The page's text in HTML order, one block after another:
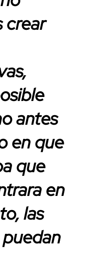
crear
antes
en que
que
en
las